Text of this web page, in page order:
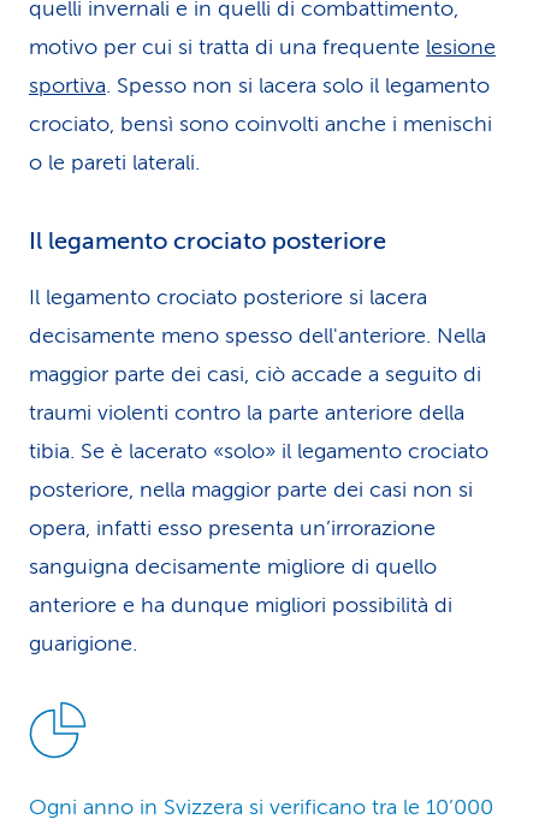
quelli invernali e in quelli di combattimento,
motivo per cui si tratta di una frequente lesione
sportiva. Spesso non si lacera solo il legamento
crociato, bensì sono coinvolti anche i menischi
o le pareti laterali.
Il legamento crociato posteriore
Il legamento crociato posteriore si lacera
decisamente meno spesso dell'anteriore. Nella
maggior parte dei casi, ciò accade a seguito di
traumi violenti contro la parte anteriore della
tibia. Se è lacerato «solo» il legamento crociato
posteriore, nella maggior parte dei casi non si
opera, infatti esso presenta un’irro­ra­zione
sanguigna decisamente migliore di quello
anteriore e ha dunque migliori possibilità di
guarigione.
Ogni anno in Svizzera si verificano tra le 10’000